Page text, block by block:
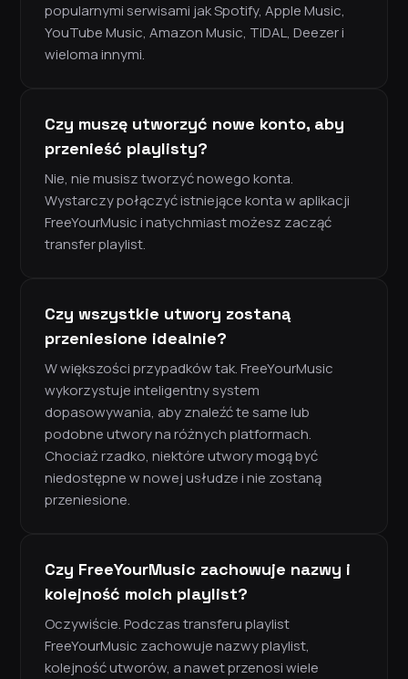
popularnymi serwisami jak Spotify, Apple Music,
YouTube Music, Amazon Music, TIDAL, Deezer i
wieloma innymi.
Czy muszę utworzyć nowe konto, aby
przenieść playlisty?
Nie, nie musisz tworzyć nowego konta.
Wystarczy połączyć istniejące konta w aplikacji
FreeYourMusic i natychmiast możesz zacząć
transfer playlist.
Czy wszystkie utwory zostaną
przeniesione idealnie?
W większości przypadków tak. FreeYourMusic
wykorzystuje inteligentny system
dopasowywania, aby znaleźć te same lub
podobne utwory na różnych platformach.
Chociaż rzadko, niektóre utwory mogą być
niedostępne w nowej usłudze i nie zostaną
przeniesione.
Czy FreeYourMusic zachowuje nazwy i
kolejność moich playlist?
Oczywiście. Podczas transferu playlist
FreeYourMusic zachowuje nazwy playlist,
kolejność utworów, a nawet przenosi wiele